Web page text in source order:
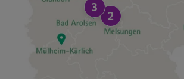
2
3